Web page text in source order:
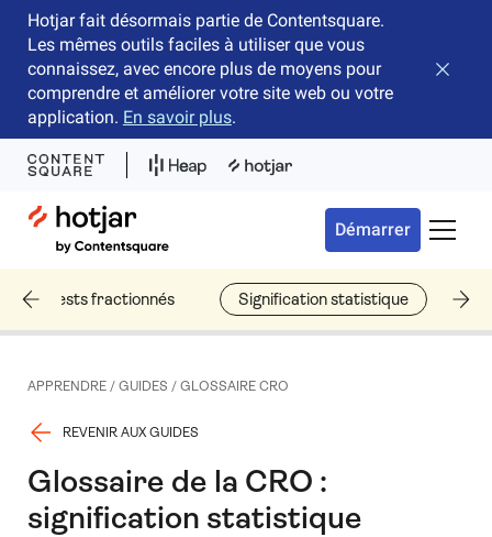
Hotjar fait désormais partie de Contentsquare.
Les mêmes outils faciles à utiliser que vous
connaissez, avec encore plus de moyens pour
comprendre et améliorer votre site web ou votre
application. En savoir plus.
Hotjar Logo
Démarrer
Tests fractionnés Signification statistique
APPRENDRE/ GUIDES / GLOSSAIRE CRO
REVENIR AUX GUIDES
Glossaire de la CRO :
signification statistique